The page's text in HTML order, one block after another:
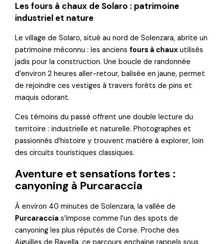
Les fours à chaux de Solaro : patrimoine
industriel et nature
Le village de Solaro, situé au nord de Solenzara, abrite un
patrimoine méconnu : les anciens fours à chaux utilisés
jadis pour la construction. Une boucle de randonnée
d’environ 2 heures aller-retour, balisée en jaune, permet
de rejoindre ces vestiges à travers forêts de pins et
maquis odorant.
Ces témoins du passé offrent une double lecture du
territoire : industrielle et naturelle. Photographes et
passionnés d’histoire y trouvent matière à explorer, loin
des circuits touristiques classiques.
Aventure et sensations fortes :
canyoning à Purcaraccia
À environ 40 minutes de Solenzara, la vallée de
Purcaraccia s’impose comme l’un des spots de
canyoning les plus réputés de Corse. Proche des